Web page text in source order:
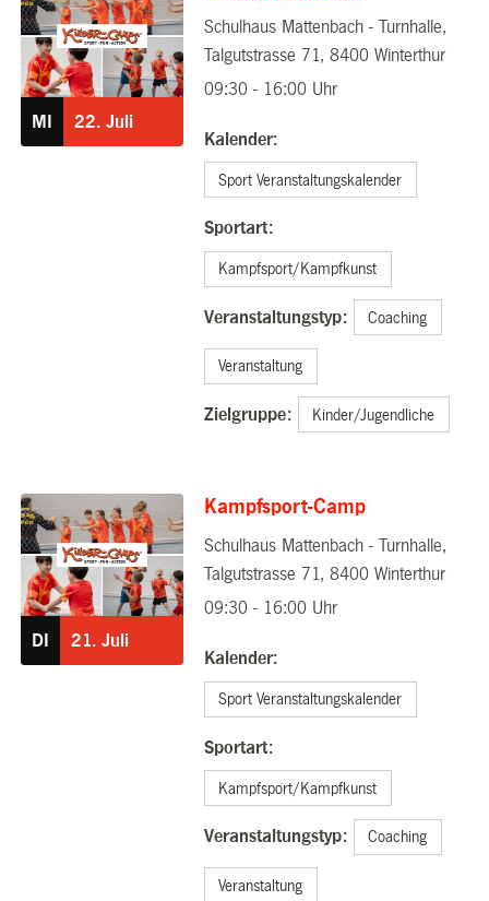
MI 22. Juli
Schulhaus Mattenbach - Turnhalle,
Talgutstrasse 71, 8400 Winterthur
09:30 - 16:00 Uhr
Kalender:
Sport Veranstaltungskalender
Sportart:
Kampfsport/Kampfkunst
Veranstaltungstyp: Coaching
Veranstaltung
Zielgruppe: Kinder/Jugendliche
DI 21. Juli
Kampfsport-Camp
Schulhaus Mattenbach - Turnhalle,
Talgutstrasse 71, 8400 Winterthur
09:30 - 16:00 Uhr
Kalender:
Sport Veranstaltungskalender
Sportart:
Kampfsport/Kampfkunst
Veranstaltungstyp: Coaching
Veranstaltung